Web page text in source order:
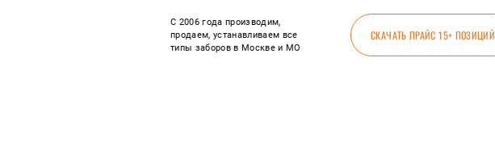
С 2006 года производим,
продаем, устанавливаем все
типы заборов в Москве и МО
СКАЧАТЬ ПРАЙС 15+ ПОЗИЦИЙ